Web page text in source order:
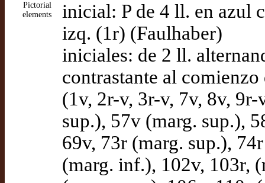
Pictorial
elements
inicial: P de 4 ll. en azul
izq. (1r) (Faulhaber)
iniciales: de 2 ll.
contrastante al
(1v, 2r-v, 3r-v, 7v, 8v,
sup.), 57v (marg. sup.),
69v, 73r (marg. sup.),
(marg. inf.), 102v, 103r,